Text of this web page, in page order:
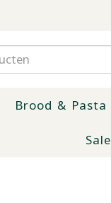
Brood & Pasta
Sale